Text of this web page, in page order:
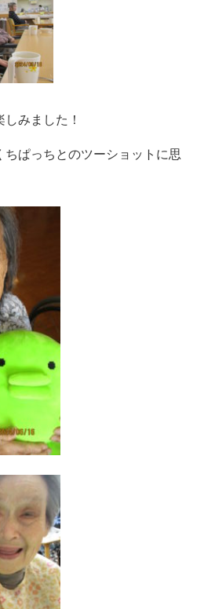
みました！
ちぱっちとのツーショットに思